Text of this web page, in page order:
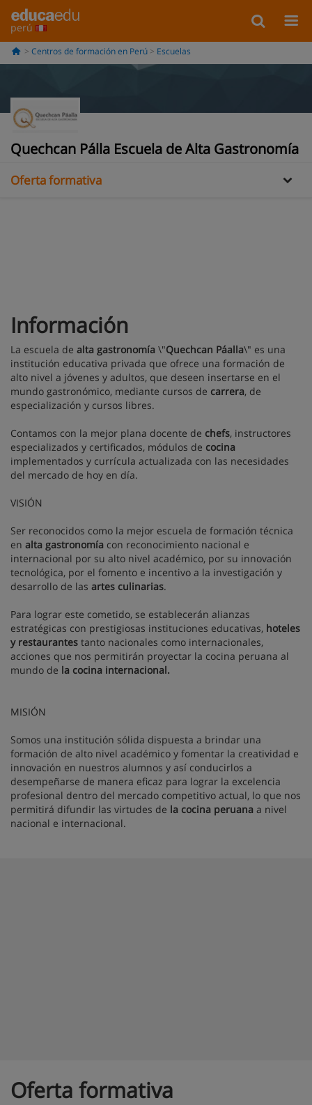
perú
Centros de formación en Perú Escuelas
Quechcan Pálla Escuela de Alta Gastronomía
Información
Oferta formativa
Información
La escuela de alta gastronomía \"Quechcan Páalla\" es una
institución educativa privada que ofrece una formación de
alto nivel a jóvenes y adultos, que deseen insertarse en el
mundo gastronómico, mediante cursos de carrera, de
especialización y cursos libres.
Contamos con la mejor plana docente de chefs, instructores
especializados y certificados, módulos de cocina
implementados y currícula actualizada con las necesidades
del mercado de hoy en día.
VISIÓN
Ser reconocidos como la mejor escuela de formación técnica
en alta gastronomía con reconocimiento nacional e
internacional por su alto nivel académico, por su innovación
tecnológica, por el fomento e incentivo a la investigación y
desarrollo de las artes culinarias.
Para lograr este cometido, se establecerán alianzas
estratégicas con prestigiosas instituciones educativas, hoteles
y restaurantes tanto nacionales como internacionales,
acciones que nos permitirán proyectar la cocina peruana al
mundo de la cocina internacional.
MISIÓN
Somos una institución sólida dispuesta a brindar una
formación de alto nivel académico y fomentar la creatividad e
innovación en nuestros alumnos y así conducirlos a
desempeñarse de manera eficaz para lograr la excelencia
profesional dentro del mercado competitivo actual, lo que nos
permitirá difundir las virtudes de la cocina peruana a nivel
nacional e internacional.
Oferta formativa